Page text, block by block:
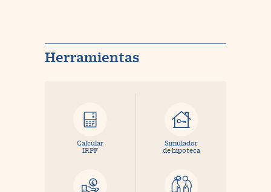
Herramientas
Calcular
IRPF
Simulador
de hipoteca